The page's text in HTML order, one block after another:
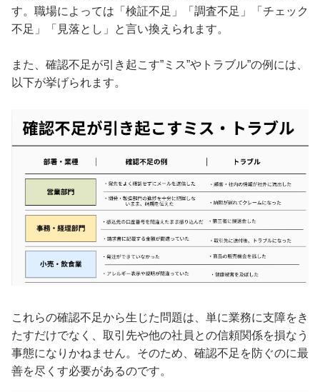
す。職場によっては「検証不足」「調査不足」「チェック
不足」「見落とし」と言い換えられます。
また、確認不足が引き起こす”ミス”やトラブル”の例には、
以下が挙げられます。
これらの確認不足から生じた問題は、単に業務に支障をき
たすだけでなく、取引先や他の社員との信頼関係を損なう
事態になりかねません。そのため、確認不足を防ぐのに最
善を尽くす必要があるのです。